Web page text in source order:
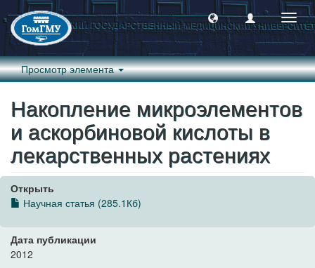
Просмотр элемента
Накопление микроэлементов
и аскорбиновой кислоты в
лекарственных растениях
Открыть
Научная статья (285.1Кб)
Дата публикации
2012